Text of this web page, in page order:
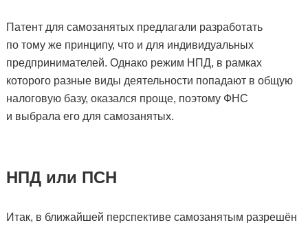
Патент для самозанятых предлагали разработать
по тому же принципу, что и для индивидуальных
предпринимателей. Однако режим НПД, в рамках
которого разные виды деятельности попадают в общую
налоговую базу, оказался проще, поэтому ФНС
и выбрала его для самозанятых.
НПД или ПСН
Итак, в ближайшей перспективе самозанятым разрешён